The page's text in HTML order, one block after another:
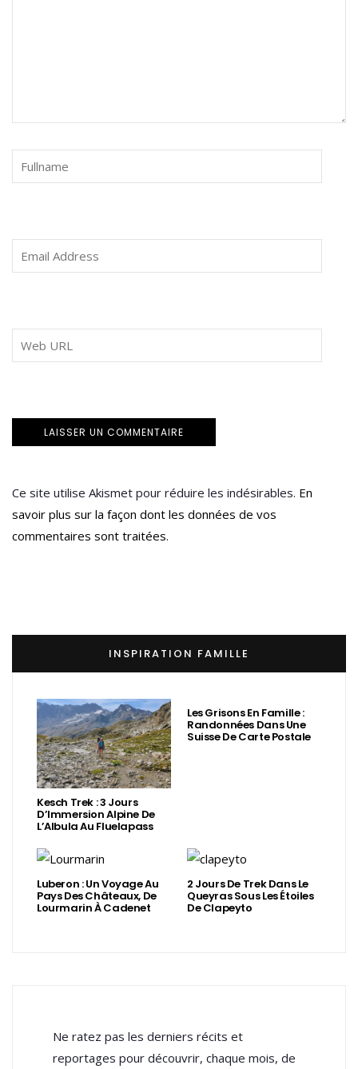
Ce site utilise Akismet pour réduire les indésirables. En
savoir plus sur la façon dont les données de vos
commentaires sont traitées.
INSPIRATION FAMILLE
Kesch Trek : 3 Jours
D’Immersion Alpine De
L’Albula Au Fluelapass
Les Grisons En Famille :
Randonnées Dans Une
Suisse De Carte Postale
Luberon : Un Voyage Au
Pays Des Châteaux, De
Lourmarin À Cadenet
2 Jours De Trek Dans Le
Queyras Sous Les Étoiles
De Clapeyto
Ne ratez pas les derniers récits et
reportages pour découvrir, chaque mois, de